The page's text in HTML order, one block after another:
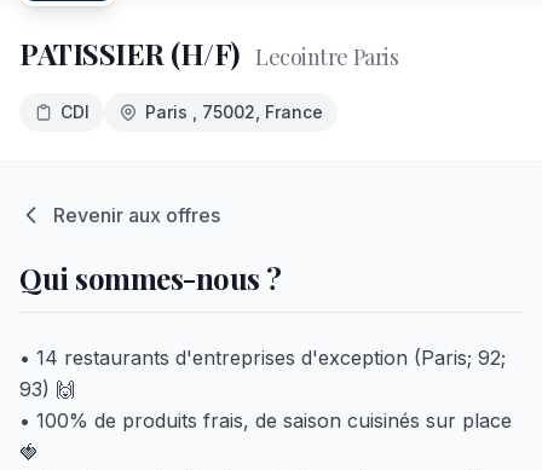
PATISSIER (H/F) Lecointre Paris
CDI Paris , 75002 , France
Revenir aux offres
Qui sommes-nous ?
• 14 restaurants d'entreprises d'exception (Paris; 92;
93) 🙌
• 100% de produits frais, de saison cuisinés sur place
🍓